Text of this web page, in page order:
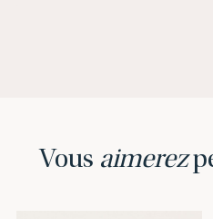
Vous aimerez